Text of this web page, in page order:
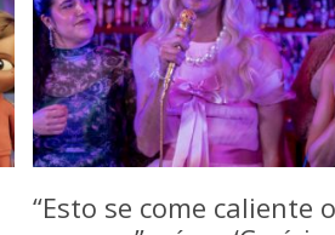
“Esto se come caliente